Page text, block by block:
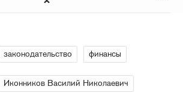
законодательство финансы
Иконников Василий Николаевич